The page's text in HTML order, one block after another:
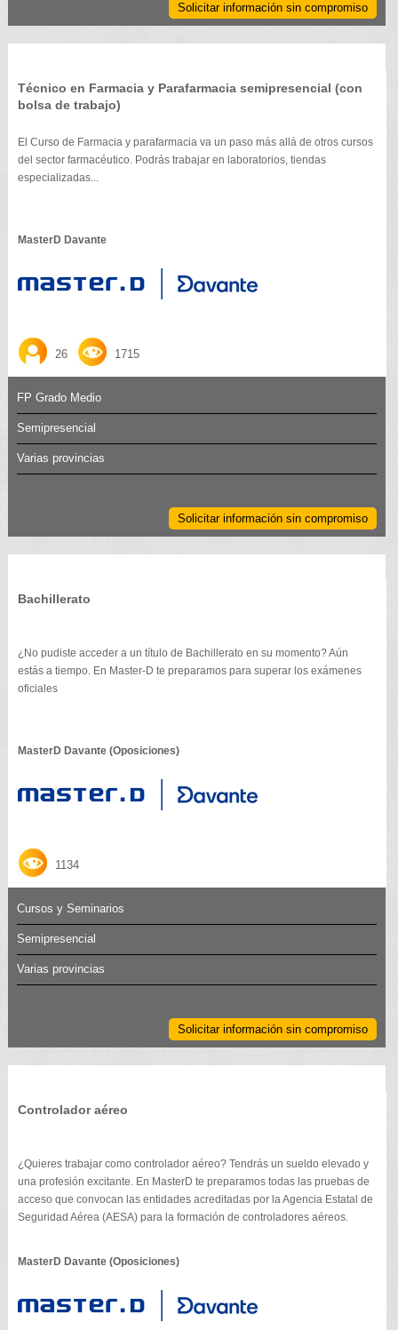
Solicitar información sin compromiso
Técnico en Farmacia y Parafarmacia semipresencial (con
bolsa de trabajo)
El Curso de Farmacia y parafarmacia va un paso más allá de otros cursos
del sector farmacéutico. Podrás trabajar en laboratorios, tiendas
especializadas...
MasterD Davante
26 1715
FP Grado Medio
Semipresencial
Varias provincias
Solicitar información sin compromiso
Bachillerato
¿No pudiste acceder a un título de Bachillerato en su momento? Aún
estás a tiempo. En Master-D te preparamos para superar los exámenes
oficiales
MasterD Davante (Oposiciones)
1134
Cursos y Seminarios
Semipresencial
Varias provincias
Solicitar información sin compromiso
Controlador aéreo
¿Quieres trabajar como controlador aéreo? Tendrás un sueldo elevado y
una profesión excitante. En MasterD te preparamos todas las pruebas de
acceso que convocan las entidades acreditadas por la Agencia Estatal de
Seguridad Aérea (AESA) para la formación de controladores aéreos.
MasterD Davante (Oposiciones)